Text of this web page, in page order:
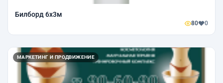
Билборд 6х3м
80 0
МАРКЕТИНГ И ПРОДВИЖЕНИЕ